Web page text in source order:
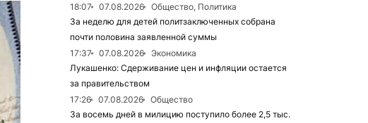
18:07
07.08.2026
Общество, Политика
За неделю для детей политзаключенных собрана
почти половина заявленной суммы
17:37
07.08.2026
Экономика
Лукашенко: Сдерживание цен и инфляции остается
за правительством
17:26
07.08.2026
Общество
За восемь дней в милицию поступило более 2,5 тыс.